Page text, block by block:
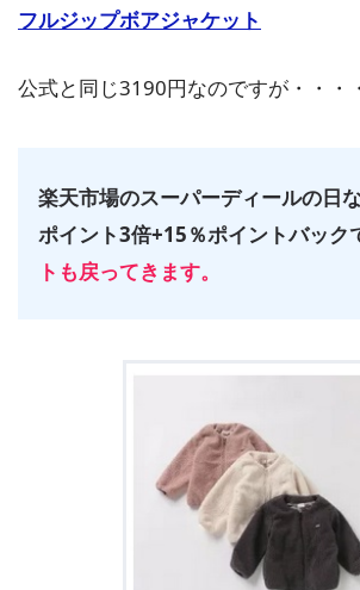
フルジップボアジャケット
公式と同じ3190円なのですが・・・・
楽天市場のスーパーディールの日
ポイント3倍+15％ポイントバック
トも戻ってきます。